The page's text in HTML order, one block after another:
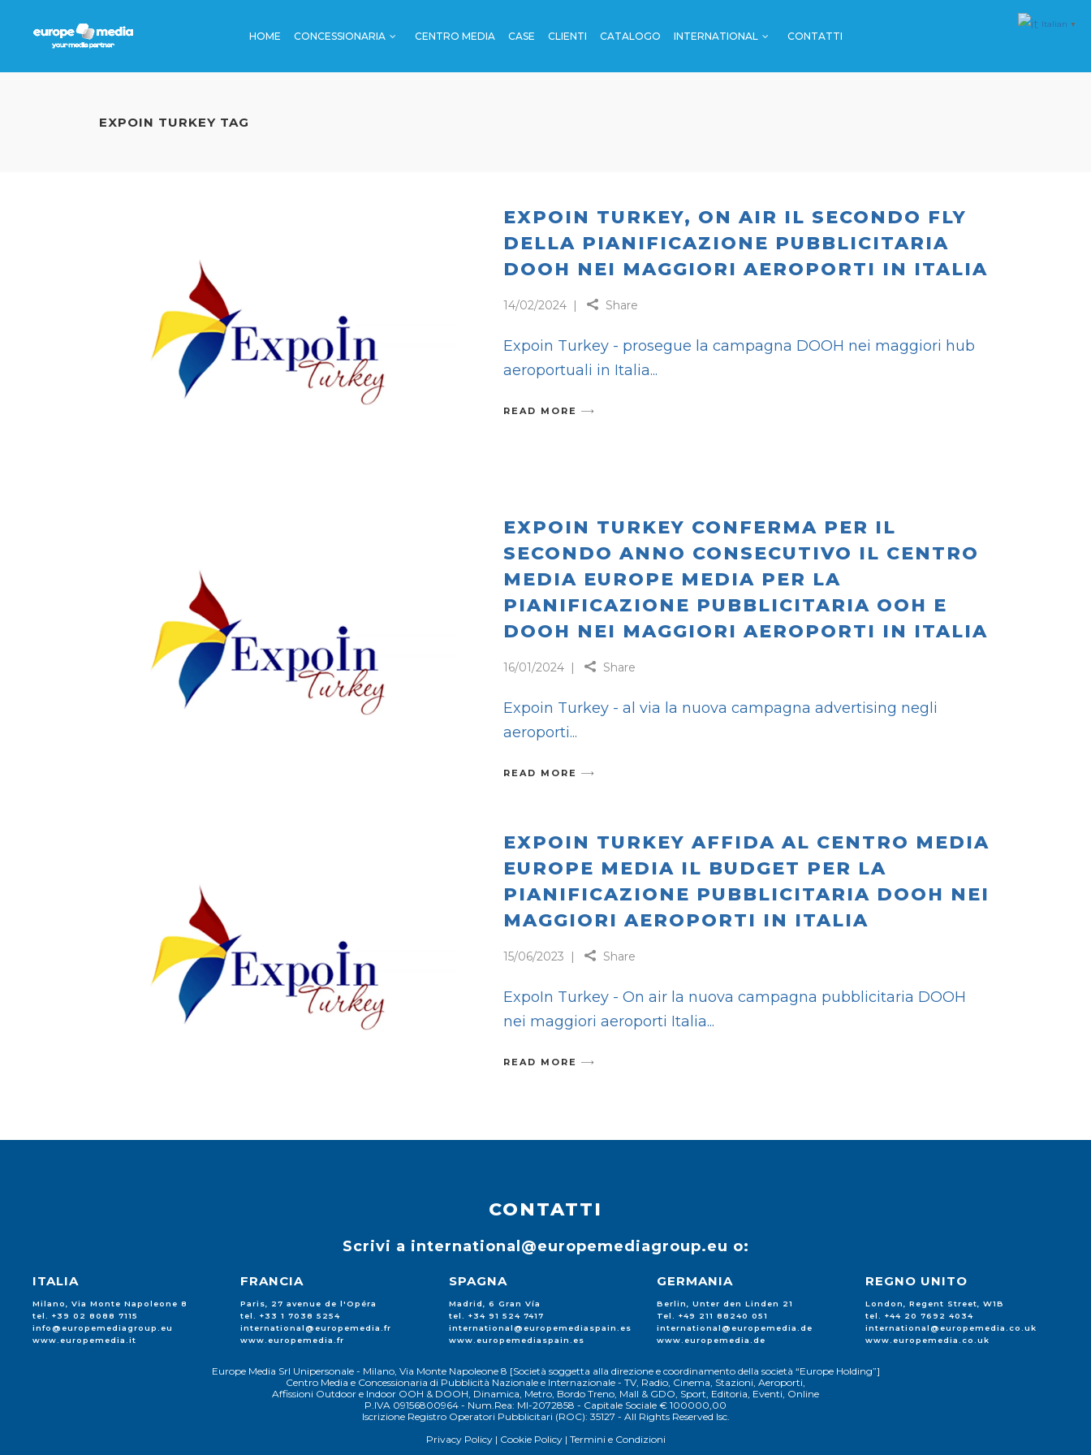
HOME CONCESSIONARIA CENTRO MEDIA CASE CLIENTI CATALOGO INTERNATIONAL CONTATTI
EXPOIN TURKEY TAG
EXPOIN TURKEY, ON AIR IL SECONDO FLY
DELLA PIANIFICAZIONE PUBBLICITARIA
DOOH NEI MAGGIORI AEROPORTI IN ITALIA
14/02/2024 Share
Expoin Turkey - prosegue la campagna DOOH nei maggiori hub
aeroportuali in Italia
READ MORE
EXPOIN TURKEY CONFERMA PER IL
SECONDO ANNO CONSECUTIVO IL CENTRO
MEDIA EUROPE MEDIA PER LA
PIANIFICAZIONE PUBBLICITARIA OOH E
DOOH NEI MAGGIORI AEROPORTI IN ITALIA
16/01/2024 Share
Expoin Turkey - al via la nuova campagna advertising negli
aeroporti
READ MORE
EXPOIN TURKEY AFFIDA AL CENTRO MEDIA
EUROPE MEDIA IL BUDGET PER LA
PIANIFICAZIONE PUBBLICITARIA DOOH NEI
MAGGIORI AEROPORTI IN ITALIA
15/06/2023 Share
ExpoIn Turkey - On air la nuova campagna pubblicitaria DOOH
nei maggiori aeroporti Italia
READ MORE
CONTATTI
Scrivi a international@europemediagroup.eu o:
ITALIA
Milano, Via Monte Napoleone 8
tel. +39 02 8088 7115
info@europemediagroup.eu
www.europemedia.it
FRANCIA
Paris, 27 avenue de l'Opéra
tel. +33 1 7038 5254
international@europemedia.fr
www.europemedia.fr
SPAGNA
Madrid, 6 Gran Vía
tel. +34 91 524 7417
international@europemediaspain.es
www.europemediaspain.es
GERMANIA
Berlin, Unter den Linden 21
Tel. +49 211 88240 051
international@europemedia.de
www.europemedia.de
REGNO UNITO
London, Regent Street, W1B
tel. +44 20 7692 4034
international@europemedia.co.uk
www.europemedia.co.uk
Europe Media Srl Unipersonale - Milano, Via Monte Napoleone 8 [Società soggetta alla direzione e coordinamento della società “Europe Holding”]
Centro Media e Concessionaria di Pubblicità Nazionale e Internazionale - TV, Radio, Cinema, Stazioni, Aeroporti,
Affissioni Outdoor e Indoor OOH & DOOH, Dinamica, Metro, Bordo Treno, Mall & GDO, Sport, Editoria, Eventi, Online
P.IVA 09156800964 - Num.Rea: MI-2072858 - Capitale Sociale € 100000,00
Iscrizione Registro Operatori Pubblicitari (ROC): 35127 - All Rights Reserved Isc.
Privacy Policy| Cookie Policy| Termini e Condizioni
Italian ▼